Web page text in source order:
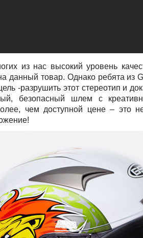
из нас высокий уровень
данный товар. Однако ребята из
-разрушить этот стереотип и
безопасный шлем с
чем доступной цене – это